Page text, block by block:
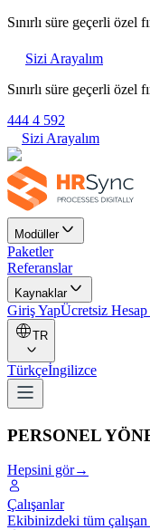
Sınırlı süre geçerli özel
Sizi Arayalım
Sınırlı süre geçerli özel
444 4 592
Sizi Arayalım
Modüller
Paketler
Referanslar
Kaynaklar
Giriş YapÜcretsiz
TR
Türkçeİngilizce
PERSONEL
Hepsini gör→
Çalışanlar
Ekibinizdeki tüm